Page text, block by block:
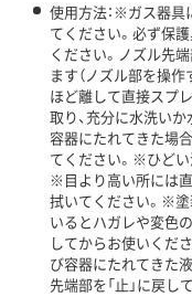
使用方法：※ガス器具
てください。必ず保護
ください。ノズル先
ます（ノズル部を操
ほど離して直接スプ
取り、充分に水洗い
容器にたれてきた場
てください。※ひどい
※目より高い所には
拭いてください。※塗
いるとハガレや変色
してからお使いくだ
び容器にたれてきた
先端部を「止」に戻し